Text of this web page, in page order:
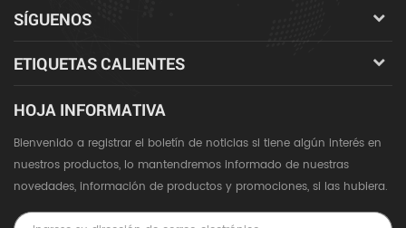
SÍGUENOS
ETIQUETAS CALIENTES
HOJA INFORMATIVA
Bienvenido a registrar el boletín de noticias si tiene algún interés en
nuestros productos, lo mantendremos informado de nuestras
novedades, información de productos y promociones, si las hubiera.